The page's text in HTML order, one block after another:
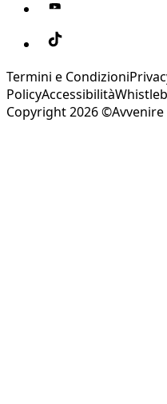
Termini e Condizioni
PolicyAccessibilità
Copyright 2026 ©Avvenire